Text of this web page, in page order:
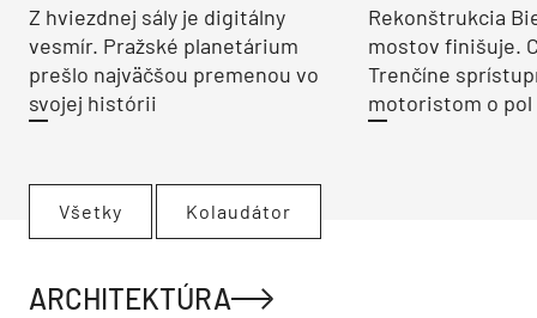
Z hviezdnej sály je digitálny
vesmír. Pražské planetárium
prešlo najväčšou premenou vo
svojej histórii
Rekonštrukcia
mostov finišuje.
Trenčíne
motoristom o pol
Všetky Kolaudátor
ARCHITEKTÚRA